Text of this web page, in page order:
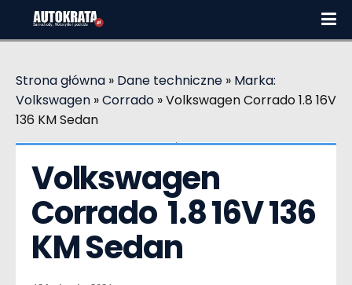
Strona główna » Dane techniczne » Marka:
Volkswagen »Corrado »Volkswagen Corrado 1.8 16V
136 KM Sedan
Volkswagen
Corrado  1.8 16V 136
KM Sedan